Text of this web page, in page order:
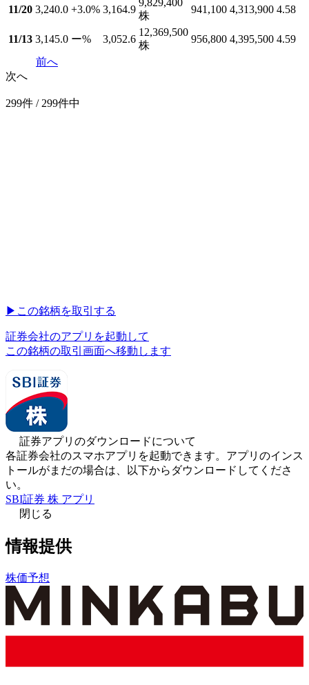
11/20 3,240.0 +3.0% 3,164.9
9,829,400
株
941,100 4,313,900 4.58
11/13 3,145.0 ー% 3,052.6
12,369,500
株
956,800 4,395,500 4.59
前へ
次へ
299件 / 299件中
▶︎ この銘柄を取引する
証券会社のアプリを起動して
この銘柄の取引画面へ移動します
証券アプリのダウンロードについて
各証券会社のスマホアプリを起動できます。アプリのインス
トールがまだの場合は、以下からダウンロードしてくださ
い。
SBI証券 株 アプリ
閉じる
情報提供
株価予想